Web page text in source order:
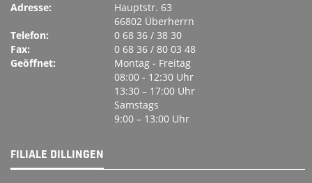
Adresse:
Hauptstr. 63
66802 Überherrn
Telefon:
0 68 36 / 38 30
Fax:
0 68 36 / 80 03 48
Geöffnet:
Montag ‐ Freitag
08:00 ‐ 12:30 Uhr
13:30 – 17:00 Uhr
Samstags
9:00 – 13:00 Uhr
FILIALE DILLINGEN